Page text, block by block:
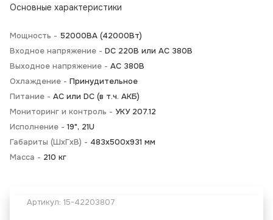
Основные характеристики
Мощность - 52000BA (42000Вт)
Входное напряжение - DC 220В или AC 380В
Выходное напряжение - AC 380В
Охлаждение - Принудительное
Питание - АС или DC (в т.ч. АКБ)
Мониторинг и контроль - УКУ 207.12
Исполнение - 19", 21U
Габариты (ШхГхВ) - 483х500х931 мм
Масса - 210 кг
Артикул: 15-42203807